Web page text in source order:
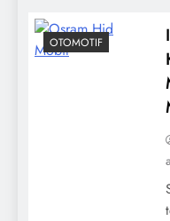
OTOMOTIF